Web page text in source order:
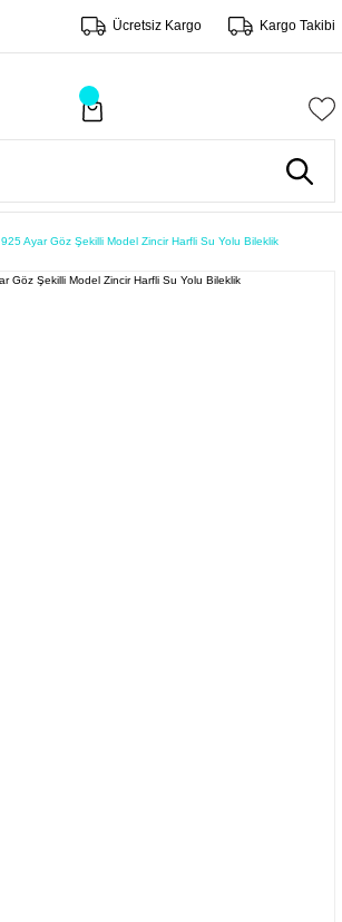
Ücretsiz Kargo Kargo Takibi
925 Ayar Göz Şekilli Model Zincir Harfli Su Yolu Bileklik